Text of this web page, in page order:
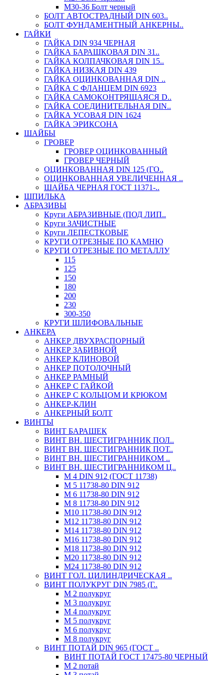
М30-36 Болт черный
БОЛТ АВТОСТРАДНЫЙ DIN 603..
БОЛТ ФУНДАМЕНТНЫЙ АНКЕРНЫ..
ГАЙКИ
ГАЙКА DIN 934 ЧЕРНАЯ
ГАЙКА БАРАШКОВАЯ DIN 31..
ГАЙКА КОЛПАЧКОВАЯ DIN 15..
ГАЙКА НИЗКАЯ DIN 439
ГАЙКА ОЦИНКОВАННАЯ DIN ..
ГАЙКА С ФЛАНЦЕМ DIN 6923
ГАЙКА САМОКОНТРЯЩАЯСЯ D..
ГАЙКА СОЕДИНИТЕЛЬНАЯ DIN..
ГАЙКА УСОВАЯ DIN 1624
ГАЙКА ЭРИКСОНА
ШАЙБЫ
ГРОВЕР
ГРОВЕР ОЦИНКОВАННЫЙ
ГРОВЕР ЧЕРНЫЙ
ОЦИНКОВАННАЯ DIN 125 (ГО..
ОЦИНКОВАННАЯ УВЕЛИЧЕННАЯ ..
ШАЙБА ЧЕРНАЯ ГОСТ 11371-..
ШПИЛЬКА
АБРАЗИВЫ
Круги АБРАЗИВНЫЕ (ПОД ЛИП..
Круги ЗАЧИСТНЫЕ
Круги ЛЕПЕСТКОВЫЕ
КРУГИ ОТРЕЗНЫЕ ПО КАМНЮ
КРУГИ ОТРЕЗНЫЕ ПО МЕТАЛЛУ
115
125
150
180
200
230
300-350
КРУГИ ШЛИФОВАЛЬНЫЕ
АНКЕРА
АНКЕР ДВУХРАСПОРНЫЙ
АНКЕР ЗАБИВНОЙ
АНКЕР КЛИНОВОЙ
АНКЕР ПОТОЛОЧНЫЙ
АНКЕР РАМНЫЙ
АНКЕР С ГАЙКОЙ
АНКЕР С КОЛЬЦОМ И КРЮКОМ
АНКЕР-КЛИН
АНКЕРНЫЙ БОЛТ
ВИНТЫ
ВИНТ БАРАШЕК
ВИНТ ВН. ШЕСТИГРАННИК ПОЛ..
ВИНТ ВН. ШЕСТИГРАННИК ПОТ..
ВИНТ ВН. ШЕСТИГРАННИКОМ ..
ВИНТ ВН. ШЕСТИГРАННИКОМ Ц..
М 4 DIN 912 (ГОСТ 11738)
М 5 11738-80 DIN 912
М 6 11738-80 DIN 912
М 8 11738-80 DIN 912
М10 11738-80 DIN 912
М12 11738-80 DIN 912
М14 11738-80 DIN 912
М16 11738-80 DIN 912
М18 11738-80 DIN 912
М20 11738-80 DIN 912
М24 11738-80 DIN 912
ВИНТ ГОЛ. ЦИЛИНДРИЧЕСКАЯ ..
ВИНТ ПОЛУКРУГ DIN 7985 (Г..
М 2 полукруг
М 3 полукруг
М 4 полукруг
М 5 полукруг
М 6 полукруг
М 8 полукруг
ВИНТ ПОТАЙ DIN 965 (ГОСТ ..
ВИНТ ПОТАЙ ГОСТ 17475-80 ЧЕРНЫЙ
М 2 потай